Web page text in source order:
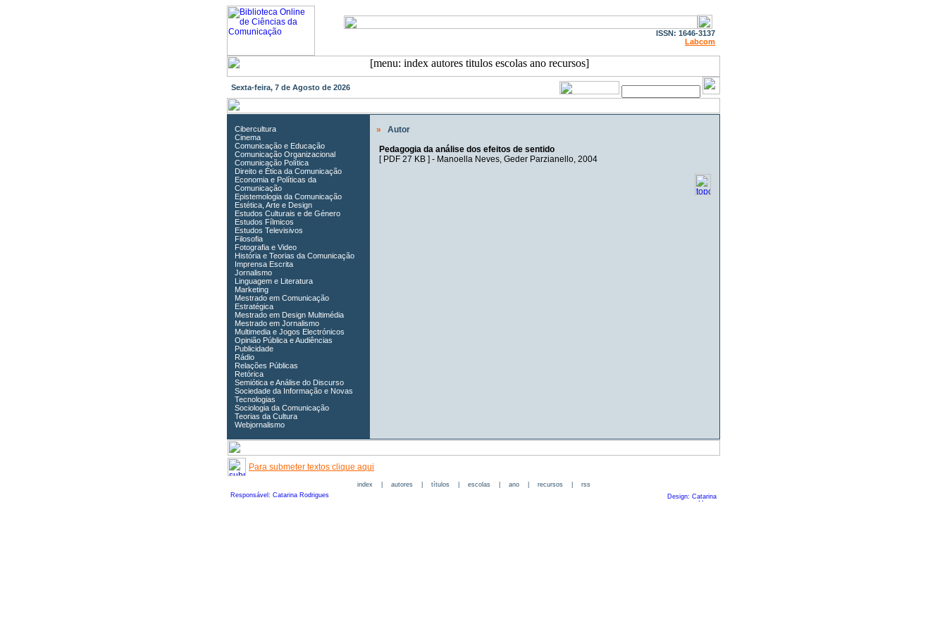
ISSN: 1646-3137
Labcom
Sexta-feira, 7 de Agosto de 2026
Cibercultura
Cinema
Comunicação e Educação
Comunicação Organizacional
Comunicação Política
Direito e Ética da Comunicação
Economia e Políticas da
Comunicação
Epistemologia da Comunicação
Estética, Arte e Design
Estudos Culturais e de Género
Estudos Fílmicos
Estudos Televisivos
Filosofia
Fotografia e Video
História e Teorias da Comunicação
Imprensa Escrita
Jornalismo
Linguagem e Literatura
Marketing
Mestrado em Comunicação
Estratégica
Mestrado em Design Multimédia
Mestrado em Jornalismo
Multimedia e Jogos Electrónicos
Opinião Pública e Audiências
Publicidade
Rádio
Relações Públicas
Retórica
Semiótica e Análise do Discurso
Sociedade da Informação e Novas
Tecnologias
Sociologia da Comunicação
Teorias da Cultura
Webjornalismo
»
Autor
Pedagogia da análise dos efeitos de sentido
[ PDF 27 KB] - Manoella Neves, Geder Parzianello, 2004
Para submeter textos clique aqui
index| autores| títulos| escolas| ano| recursos| rss